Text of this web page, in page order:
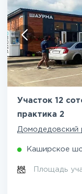
Участок 12
практика 2
Домодедовский
Каширское
Площадь